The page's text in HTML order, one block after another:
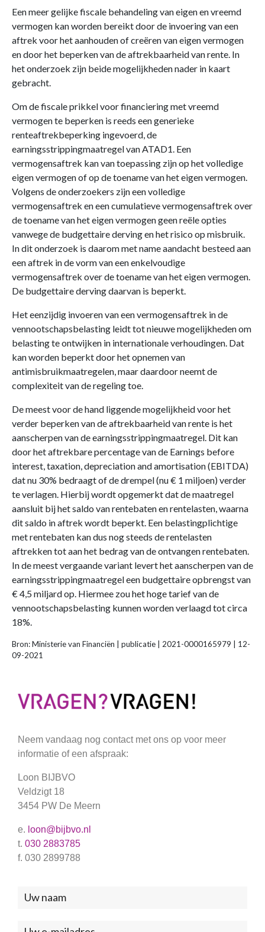
Een meer gelijke fiscale behandeling van eigen en vreemd
vermogen kan worden bereikt door de invoering van een
aftrek voor het aanhouden of creëren van eigen vermogen
en door het beperken van de aftrekbaarheid van rente. In
het onderzoek zijn beide mogelijkheden nader in kaart
gebracht.
Om de fiscale prikkel voor financiering met vreemd
vermogen te beperken is reeds een generieke
renteaftrekbeperking ingevoerd, de
earningsstrippingmaatregel van ATAD1. Een
vermogensaftrek kan van toepassing zijn op het volledige
eigen vermogen of op de toename van het eigen vermogen.
Volgens de onderzoekers zijn een volledige
vermogensaftrek en een cumulatieve vermogensaftrek over
de toename van het eigen vermogen geen reële opties
vanwege de budgettaire derving en het risico op misbruik.
In dit onderzoek is daarom met name aandacht besteed aan
een aftrek in de vorm van een enkelvoudige
vermogensaftrek over de toename van het eigen vermogen.
De budgettaire derving daarvan is beperkt.
Het eenzijdig invoeren van een vermogensaftrek in de
vennootschapsbelasting leidt tot nieuwe mogelijkheden om
belasting te ontwijken in internationale verhoudingen. Dat
kan worden beperkt door het opnemen van
antimisbruikmaatregelen, maar daardoor neemt de
complexiteit van de regeling toe.
De meest voor de hand liggende mogelijkheid voor het
verder beperken van de aftrekbaarheid van rente is het
aanscherpen van de earningsstrippingmaatregel. Dit kan
door het aftrekbare percentage van de Earnings before
interest, taxation, depreciation and amortisation (EBITDA)
dat nu 30% bedraagt of de drempel (nu € 1 miljoen) verder
te verlagen. Hierbij wordt opgemerkt dat de maatregel
aansluit bij het saldo van rentebaten en rentelasten, waarna
dit saldo in aftrek wordt beperkt. Een belastingplichtige
met rentebaten kan dus nog steeds de rentelasten
aftrekken tot aan het bedrag van de ontvangen rentebaten.
In de meest vergaande variant levert het aanscherpen van de
earningsstrippingmaatregel een budgettaire opbrengst van
€ 4,5 miljard op. Hiermee zou het hoge tarief van de
vennootschapsbelasting kunnen worden verlaagd tot circa
18%.
Bron: Ministerie van Financiën | publicatie | 2021-0000165979 | 12-
09-2021
Neem vandaag nog contact met ons op voor meer
informatie of een afspraak:
Loon BIJBVO
Veldzigt 18
3454 PW De Meern
e. loon@bijbvo.nl
t. 030 2883785
f. 030 2899788
Neem